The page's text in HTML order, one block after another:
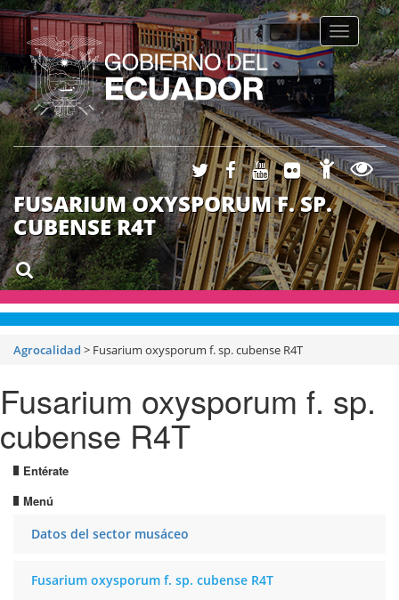
Toggle
FUSARIUM OXYSPORUM F. SP.
CUBENSE R4T
Agrocalidad > Fusarium oxysporum f. sp. cubense R4T
Fusarium oxysporum f. sp.
cubense R4T
Entérate
Menú
Datos del sector musáceo
Fusarium oxysporum f. sp. cubense R4T